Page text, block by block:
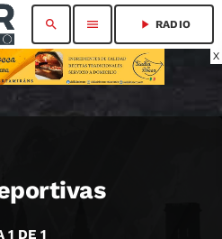
X
search menu play_arrow RADIO
1 DE 1